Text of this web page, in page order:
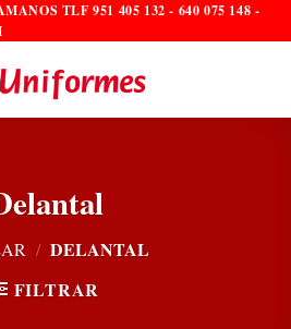
TLF 951 405 132 - 640 075 148 -
/ DELANTAL
FILTRAR